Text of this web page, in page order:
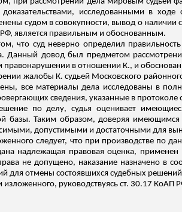
доказательствами, исследованными в
судом в совокупности, вывод о
является правильным и обоснованным.
что суд неверно определил
Данный довод был предметом
правонарушении в отношении К., и
жалобы К. судьей Московского
все материалы дела исследованы в
сведения, указанные в
по делу, судья оценивает
базы. Таким образом, доверяя
допустимыми и достаточными для
следует, что при производстве по
надлежащая правовая оценка,
не допущено, наказание назначено в
для отмены состоявшихся судебных
изложенного, руководствуясь ст. 30.17 КоАП